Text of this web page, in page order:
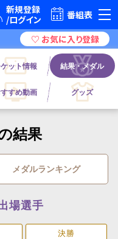
番組表
ット情報 結果・メダル
すめ動画 グッズ
結果
メダルランキング
場選手
決勝